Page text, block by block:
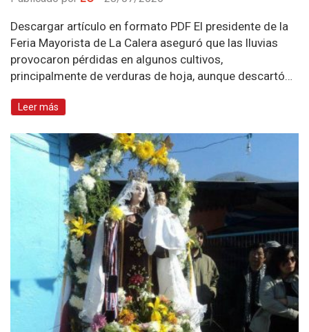
Descargar artículo en formato PDF El presidente de la
Feria Mayorista de La Calera aseguró que las lluvias
provocaron pérdidas en algunos cultivos,
principalmente de verduras de hoja, aunque descartó…
Leer más